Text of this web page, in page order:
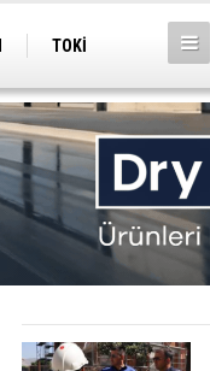
TOKİ